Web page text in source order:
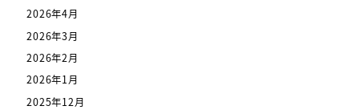
2026年4月
2026年3月
2026年2月
2026年1月
2025年12月